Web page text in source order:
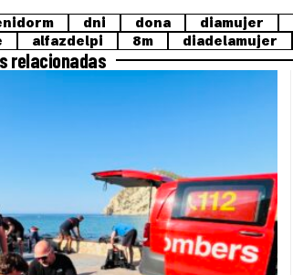
dni dona diamujer
alfazdelpi 8m diadelamujer
relacionadas